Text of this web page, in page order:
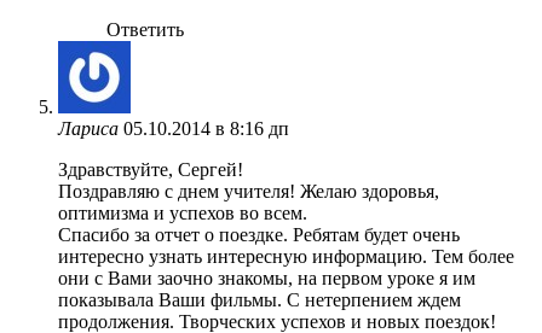
Ответить
Лариса 05.10.2014 в 8:16 дп
Здравствуйте, Сергей!
Поздравляю с днем учителя! Желаю здоровья,
оптимизма и успехов во всем.
Спасибо за отчет о поездке. Ребятам будет очень
интересно узнать интересную информацию. Тем более
они с Вами заочно знакомы, на первом уроке я им
показывала Ваши фильмы. С нетерпением ждем
продолжения. Творческих успехов и новых поездок!